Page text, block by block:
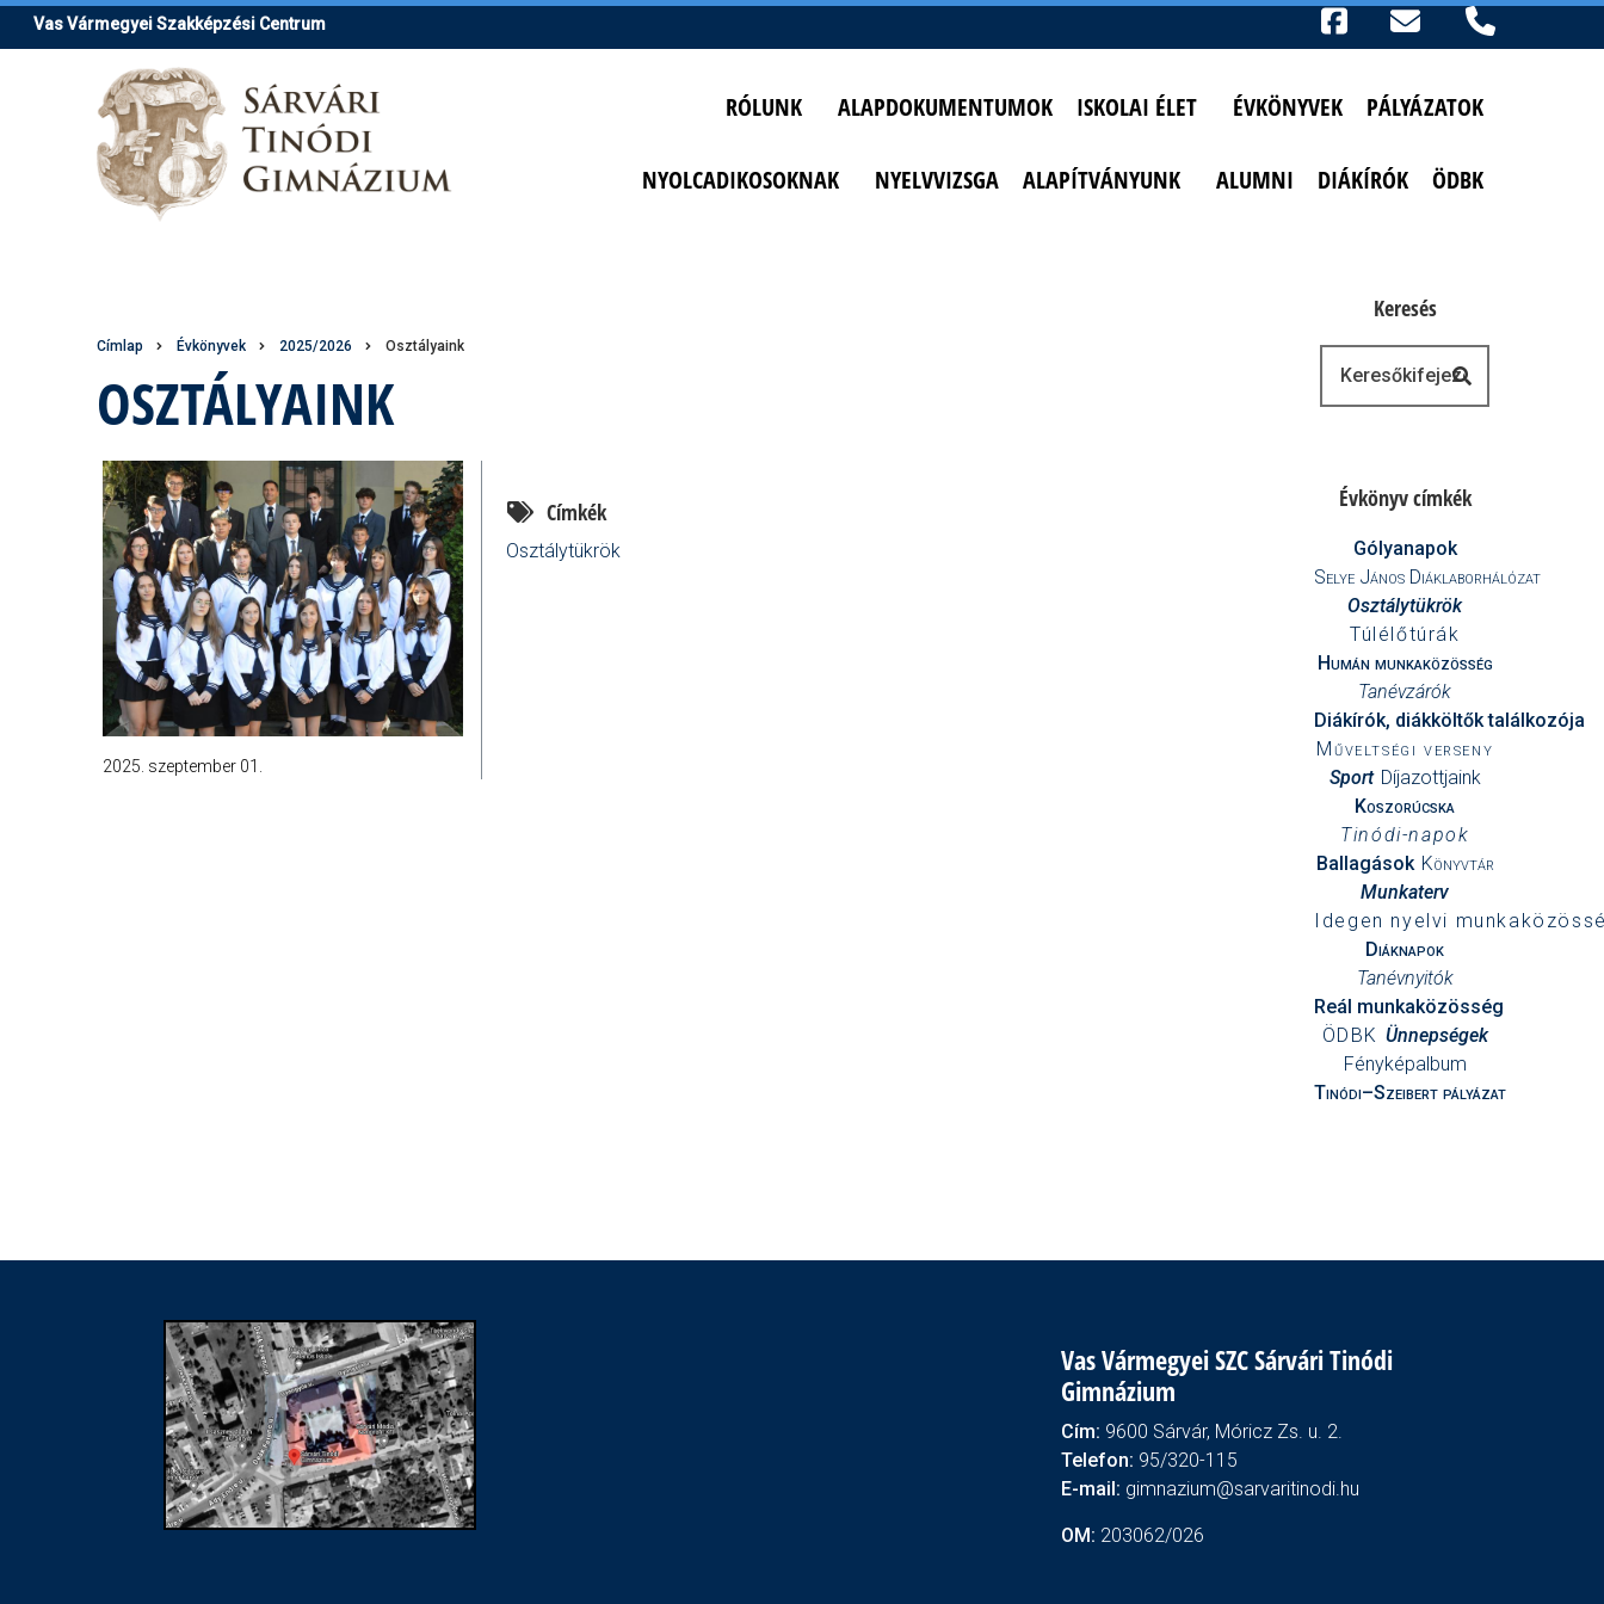
UgrásVas Vármegyei Szakképzési Centrum
RÓLUNK ALAPDOKUMENTUMOK ISKOLAI ÉLET ÉVKÖNYVEK PÁLYÁZATOK
NYOLCADIKOSOKNAK NYELVVIZSGA ALAPÍTVÁNYUNK ALUMNI DIÁKÍRÓK ÖDBK
Morzsa
Címlap Évkönyvek 2025/2026 Osztályaink
OSZTÁLYAINK
Címkék
Osztálytükrök
2025. szeptember 01.
Keresés
Évkönyv címkék
Gólyanapok
Selye János Diáklaborhálózat
Osztálytükrök
Túlélőtúrák
Humán munkaközösség
Tanévzárók
Diákírók, diákköltők találkozója
Műveltségi verseny
Sport Díjazottjaink
Koszorúcska
Tinódi-napok
Ballagások Könyvtár
Munkaterv
Idegen nyelvi
Diáknapok
Tanévnyitók
Reál munkaközösség
ÖDBK Ünnepségek
Fényképalbum
Tinódi–Szeibert pályázat
Vas Vármegyei SZC Sárvári Tinódi
Gimnázium
Cím: 9600 Sárvár, Móricz Zs. u. 2.
Telefon: 95/320-115
E-mail: gimnazium@sarvaritinodi.hu
OM: 203062/026